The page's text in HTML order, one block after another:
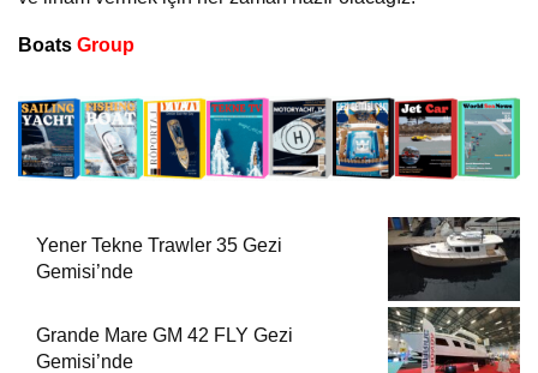
Boats Group
Yener Tekne Trawler 35 Gezi
Gemisi’nde
Grande Mare GM 42 FLY Gezi
Gemisi’nde